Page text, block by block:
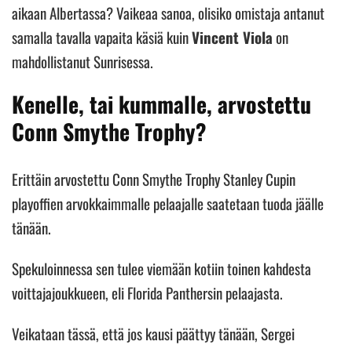
aikaan Albertassa? Vaikeaa sanoa, olisiko omistaja antanut
samalla tavalla vapaita käsiä kuinVincent Violaon
mahdollistanut Sunrisessa.
Kenelle, tai kummalle, arvostettu
Conn Smythe Trophy?
Erittäin arvostettu Conn Smythe Trophy Stanley Cupin
playoffien arvokkaimmalle pelaajalle saatetaan tuoda jäälle
tänään.
Spekuloinnessa sen tulee viemään kotiin toinen kahdesta
voittajajoukkueen, eli Florida Panthersin pelaajasta.
Veikataan tässä, että jos kausi päättyy tänään, Sergei